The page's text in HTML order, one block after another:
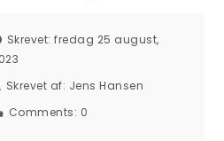
Skrevet: fredag 25 august,
Skrevet af: Jens Hansen
Comments: 0